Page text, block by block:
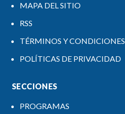
MAPA DEL SITIO
RSS
TÉRMINOS Y CONDICIONES
POLÍTICAS DE PRIVACIDAD
SECCIONES
PROGRAMAS